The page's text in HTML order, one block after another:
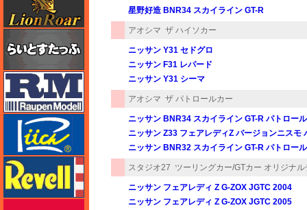
星野好造 BNR34 スカイライン GT-R
アオシマ ザ ハイソカー
ニッサン Y31 セドグロ
ニッサン F31 レパード
ニッサン Y31 シーマ
アオシマ ザ パトロールカー
ニッサン BNR34 スカイライン GT-R パトロー
ニッサン Z33 フェアレディZ バージョンニスモ
ニッサン BNR32 スカイライン GT-R パトロー
スタジオ27 ツーリングカー/GTカー オリジナ
ニッサン フェアレディ Z G-ZOX JGTC 2004
ニッサン フェアレディ Z G-ZOX JGTC 2005
らいとすたっふ
ラウペンモデル
リッチモデル